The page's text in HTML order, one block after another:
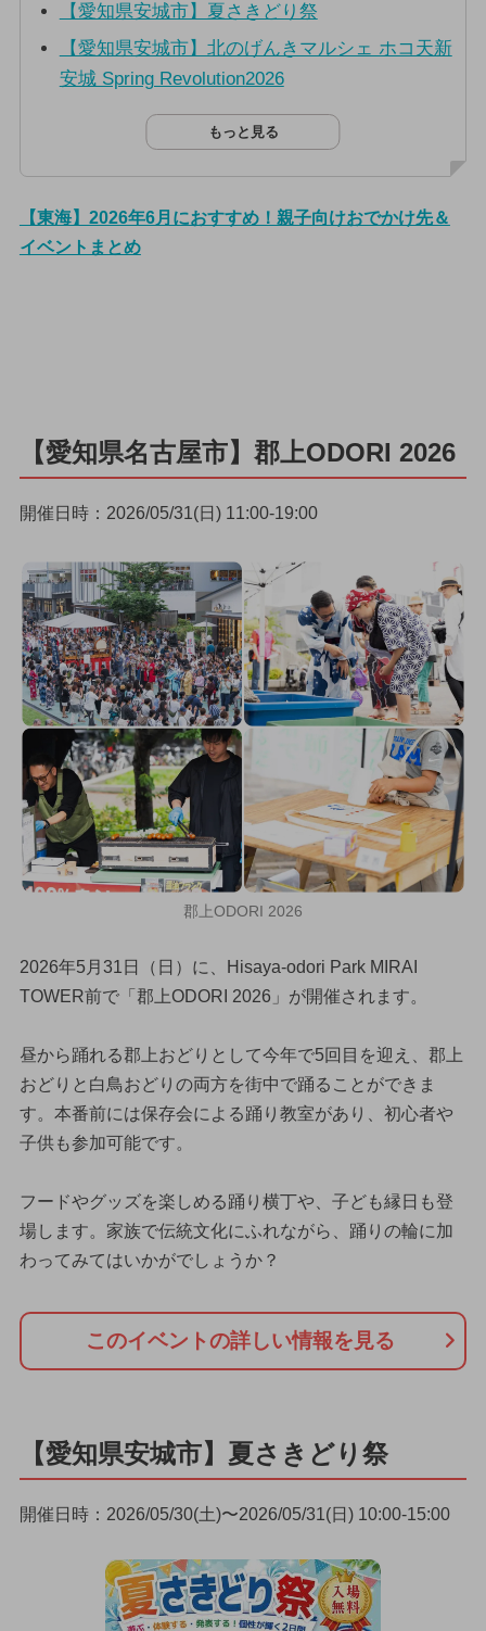
【愛知県安城市】夏さきどり祭
【愛知県安城市】北のげんきマルシェ ホコ天新
安城 Spring Revolution2026
もっと見る
【東海】2026年6月におすすめ！親子向けおでかけ先＆
イベントまとめ
【愛知県名古屋市】郡上ODORI 2026
開催日時：2026/05/31(日) 11:00-19:00
郡上ODORI 2026
2026年5月31日（日）に、Hisaya-odori Park MIRAI
TOWER前で「郡上ODORI 2026」が開催されます。
昼から踊れる郡上おどりとして今年で5回目を迎え、郡上
おどりと白鳥おどりの両方を街中で踊ることができま
す。本番前には保存会による踊り教室があり、初心者や
子供も参加可能です。
フードやグッズを楽しめる踊り横丁や、子ども縁日も登
場します。家族で伝統文化にふれながら、踊りの輪に加
わってみてはいかがでしょうか？
このイベントの詳しい情報を見る
【愛知県安城市】夏さきどり祭
開催日時：2026/05/30(土)〜2026/05/31(日) 10:00-15:00